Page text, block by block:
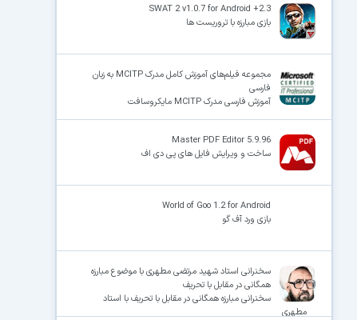
SWAT 2 v1.0.7 for Android +2.3
بازی مبارزه با تروریست ها
مجموعه فیلم‌های آموزش کامل مدرک MCITP به زبان
فارسی
آموزش فارسی مدرک MCITP مایکروسافت
Master PDF Editor 5.9.96
ساخت و ویرایش فایل های پی دی اف
World of Goo 1.2 for Android
بازی ورد آف گو
سخنرانی استاد شهید مرتضی مطهری با موضوع مبارزه
همگانی در مقابل با تحریف
سخنرانی مبارزه همگانی در مقابل با تحریف با استاد
مطهری